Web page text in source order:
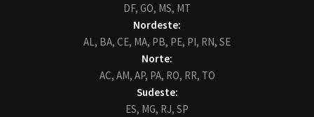
DF, GO, MS, MT
Nordeste:
AL, BA, CE, MA, PB, PE, PI, RN, SE
Norte:
AC, AM, AP, PA, RO, RR, TO
Sudeste:
ES, MG, RJ, SP